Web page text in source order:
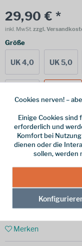
29,90 € *
inkl. MwSt.zzgl.
Größe
UK 4,0 UK 5,0
UK 13,0
vorrätig |
Merken
Cookies nerven! –
Einige Cookies
erforderlich und
Komfort bei
dienen oder die
sollen, werden